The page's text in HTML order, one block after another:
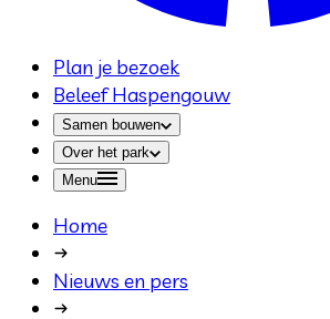
Plan je bezoek
Beleef Haspengouw
Samen bouwen
Over het park
Menu
Home
Nieuws en pers